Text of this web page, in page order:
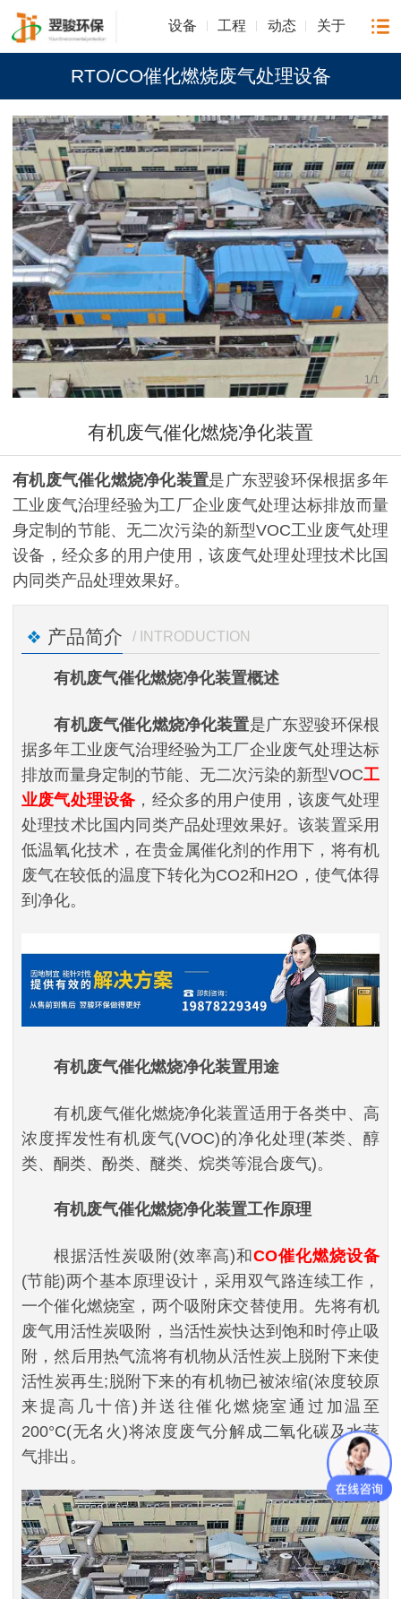
设备 工程 动态 关于
RTO/CO催化燃烧废气处理设备
1/1
有机废气催化燃烧净化装置
有机废气催化燃烧净化装置是广东翌骏环保根据多年
工业废气治理经验为工厂企业废气处理达标排放而量
身定制的节能、无二次污染的新型VOC工业废气处理
设备，经众多的用户使用，该废气处理处理技术比国
内同类产品处理效果好。
产品简介 / INTRODUCTION
有机废气催化燃烧净化装置概述
有机废气催化燃烧净化装置是广东翌骏环保根
据多年工业废气治理经验为工厂企业废气处理达标
排放而量身定制的节能、无二次污染的新型VOC工
业废气处理设备 ，经众多的用户使用，该废气处理
处理技术比国内同类产品处理效果好。该装置采用
低温氧化技术，在贵金属催化剂的作用下，将有机
废气在较低的温度下转化为CO2和H2O，使气体得
到净化。
有机废气催化燃烧净化装置用途
有机废气催化燃烧净化装置适用于各类中、高
浓度挥发性有机废气(VOC)的净化处理(苯类、醇
类、酮类、酚类、醚类、烷类等混合废气)。
有机废气催化燃烧净化装置工作原理
根据活性炭吸附(效率高)和CO催化燃烧设备
(节能)两个基本原理设计，采用双气路连续工作，
一个催化燃烧室，两个吸附床交替使用。先将有机
废气用活性炭吸附，当活性炭快达到饱和时停止吸
附，然后用热气流将有机物从活性炭上脱附下来使
活性炭再生;脱附下来的有机物已被浓缩(浓度较原
来提高几十倍)并送往催化燃烧室通过加温至
200°C(无名火)将浓度废气分解成二氧化碳及水蒸
气排出。